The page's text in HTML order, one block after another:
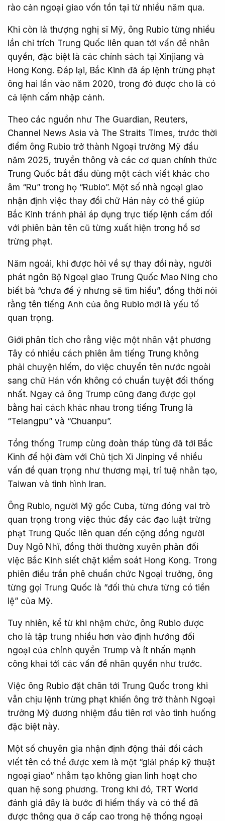
rào cản ngoại giao vốn tồn tại từ nhiều năm qua.
Khi còn là thượng nghị sĩ Mỹ, ông Rubio từng nhiều
lần chỉ trích Trung Quốc liên quan tới vấn đề nhân
quyền, đặc biệt là các chính sách tại Xinjiang và
Hong Kong. Đáp lại, Bắc Kinh đã áp lệnh trừng phạt
ông hai lần vào năm 2020, trong đó được cho là có
cả lệnh cấm nhập cảnh.
Theo các nguồn như The Guardian, Reuters,
Channel News Asia và The Straits Times, trước thời
điểm ông Rubio trở thành Ngoại trưởng Mỹ đầu
năm 2025, truyền thông và các cơ quan chính thức
Trung Quốc bắt đầu dùng một cách viết khác cho
âm “Ru” trong họ “Rubio”. Một số nhà ngoại giao
nhận định việc thay đổi chữ Hán này có thể giúp
Bắc Kinh tránh phải áp dụng trực tiếp lệnh cấm đối
với phiên bản tên cũ từng xuất hiện trong hồ sơ
trừng phạt.
Năm ngoái, khi được hỏi về sự thay đổi này, người
phát ngôn Bộ Ngoại giao Trung Quốc Mao Ning cho
biết bà “chưa để ý nhưng sẽ tìm hiểu”, đồng thời nói
rằng tên tiếng Anh của ông Rubio mới là yếu tố
quan trọng.
Giới phân tích cho rằng việc một nhân vật phương
Tây có nhiều cách phiên âm tiếng Trung không
phải chuyện hiếm, do việc chuyển tên nước ngoài
sang chữ Hán vốn không có chuẩn tuyệt đối thống
nhất. Ngay cả ông Trump cũng đang được gọi
bằng hai cách khác nhau trong tiếng Trung là
“Telangpu” và “Chuanpu”.
Tổng thống Trump cùng đoàn tháp tùng đã tới Bắc
Kinh để hội đàm với Chủ tịch Xi Jinping về nhiều
vấn đề quan trọng như thương mại, trí tuệ nhân tạo,
Taiwan và tình hình Iran.
Ông Rubio, người Mỹ gốc Cuba, từng đóng vai trò
quan trọng trong việc thúc đẩy các đạo luật trừng
phạt Trung Quốc liên quan đến cộng đồng người
Duy Ngô Nhĩ, đồng thời thường xuyên phản đối
việc Bắc Kinh siết chặt kiểm soát Hong Kong. Trong
phiên điều trần phê chuẩn chức Ngoại trưởng, ông
từng gọi Trung Quốc là “đối thủ chưa từng có tiền
lệ” của Mỹ.
Tuy nhiên, kể từ khi nhậm chức, ông Rubio được
cho là tập trung nhiều hơn vào định hướng đối
ngoại của chính quyền Trump và ít nhấn mạnh
công khai tới các vấn đề nhân quyền như trước.
Việc ông Rubio đặt chân tới Trung Quốc trong khi
vẫn chịu lệnh trừng phạt khiến ông trở thành Ngoại
trưởng Mỹ đương nhiệm đầu tiên rơi vào tình huống
đặc biệt này.
Một số chuyên gia nhận định động thái đổi cách
viết tên có thể được xem là một “giải pháp kỹ thuật
ngoại giao” nhằm tạo không gian linh hoạt cho
quan hệ song phương. Trong khi đó, TRT World
đánh giá đây là bước đi hiếm thấy và có thể đã
được thông qua ở cấp cao trong hệ thống ngoại